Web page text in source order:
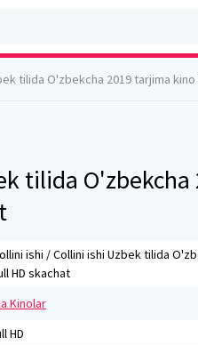
tilida O'zbekcha 2019 tarjima kino
tilida O'zbekcha
ishi / Collini ishi Uzbek tilida
HD skachat
Kinolar
HD